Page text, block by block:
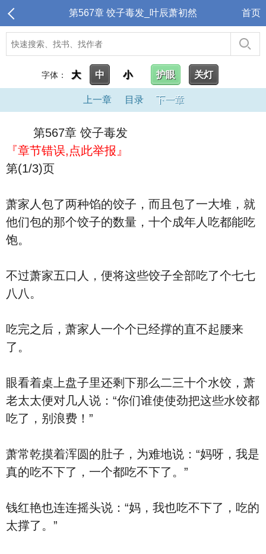
第567章 饺子毒发_叶辰萧初然 首页
字体： 大 中 小 护眼 关灯
上一章 目录 下一章
第567章 饺子毒发
『章节错误,点此举报』
第(1/3)页
萧家人包了两种馅的饺子，而且包了一大堆，就
他们包的那个饺子的数量，十个成年人吃都能吃
饱。
不过萧家五口人，便将这些饺子全部吃了个七七
八八。
吃完之后，萧家人一个个已经撑的直不起腰来
了。
眼看着桌上盘子里还剩下那么二三十个水饺，萧
老太太便对几人说：“你们谁使使劲把这些水饺都
吃了，别浪费！”
萧常乾摸着浑圆的肚子，为难地说：“妈呀，我是
真的吃不下了，一个都吃不下了。”
钱红艳也连连摇头说：“妈，我也吃不下了，吃的
太撑了。”